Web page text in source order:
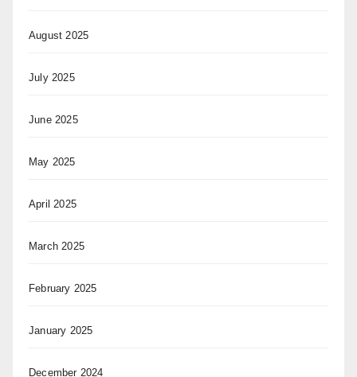
August 2025
July 2025
June 2025
May 2025
April 2025
March 2025
February 2025
January 2025
December 2024